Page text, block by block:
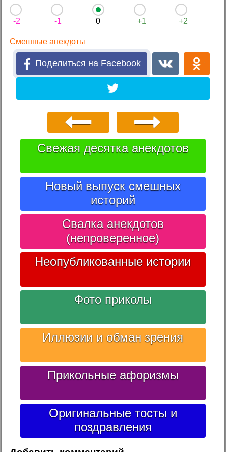
-2 -1 0 +1 +2
Смешные анекдоты
Поделиться на Facebook
Свежая десятка анекдотов
Новый выпуск смешных
историй
Свалка анекдотов
(непроверенное)
Неопубликованные истории
Фото приколы
Иллюзии и обман зрения
Прикольные афоризмы
Оригинальные тосты и
поздравления